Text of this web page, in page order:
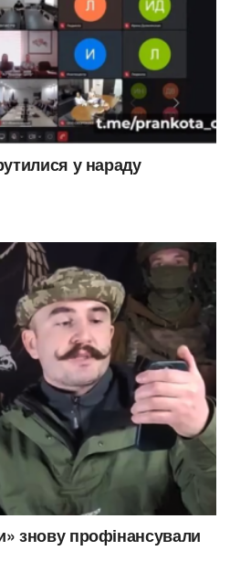
у нараду
знову профінансували